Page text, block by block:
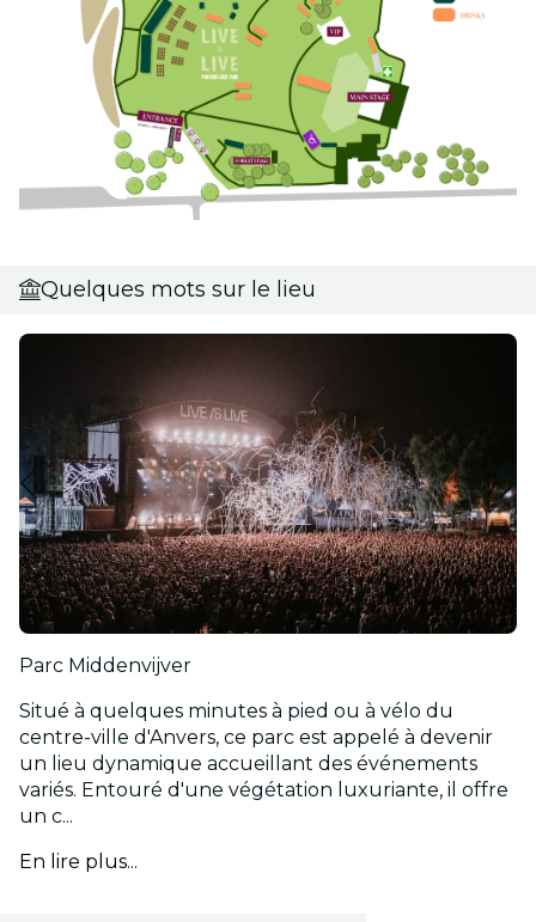
Quelques mots sur le lieu
Parc Middenvijver
Situé à quelques minutes à pied ou à vélo du
centre-ville d'Anvers, ce parc est appelé à devenir
un lieu dynamique accueillant des événements
variés. Entouré d'une végétation luxuriante, il offre
un c...
En lire plus...